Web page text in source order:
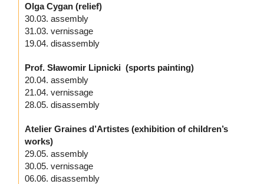
Olga Cygan (relief)
30.03. assembly
31.03. vernissage
19.04. disassembly
Prof. Sławomir Lipnicki (sports painting)
20.04. assembly
21.04. vernissage
28.05. disassembly
Atelier Graines d’Artistes (exhibition of children’s
works)
29.05. assembly
30.05. vernissage
06.06. disassembly